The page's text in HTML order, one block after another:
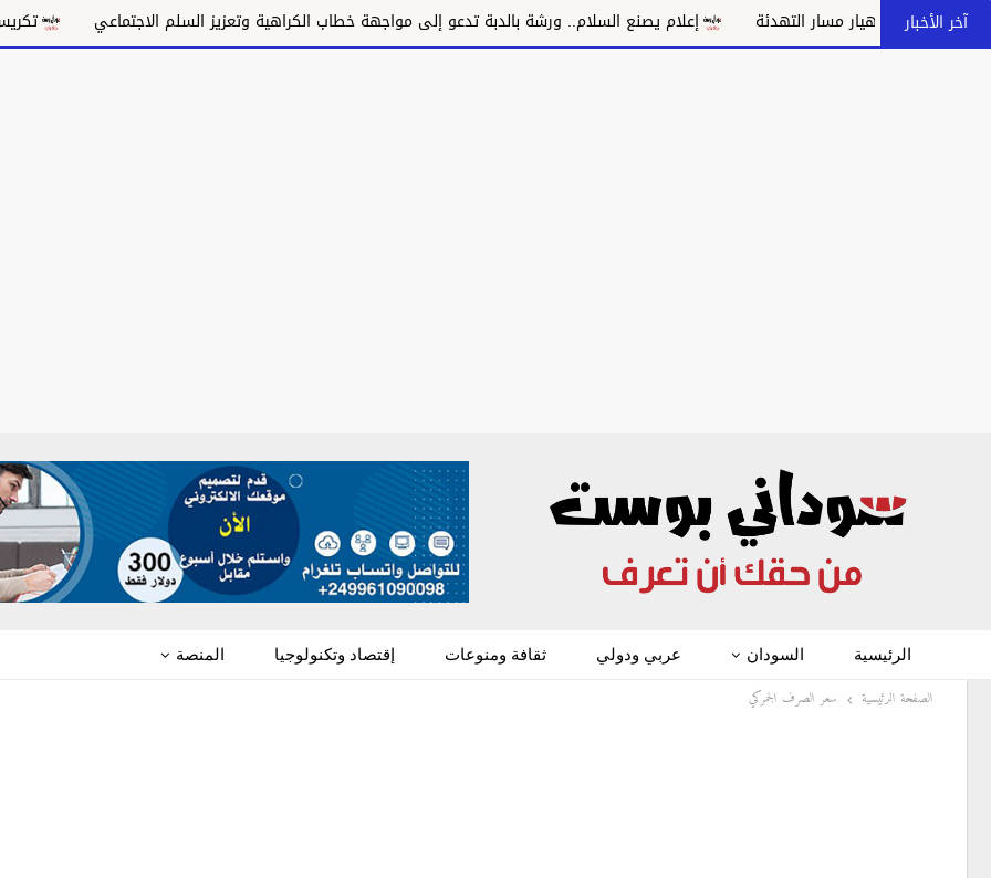
آخر الأخبار
بانهيار مسار التهدئة إعلام يصنع السلام.. ورشة بالدبة تدعو إلى مواجهة خطاب الكراهية وتعزيز السلم الاجتماعي تكريس
الرئيسية السودان عربي ودولي ثقافة ومنوعات إقتصاد وتكنولوجيا المنصة
الصفحة الرئيسية سعر الصرف الجمركي